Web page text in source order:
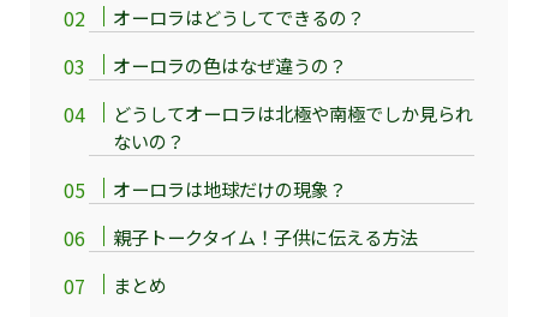
オーロラはどうしてできるの？
オーロラの色はなぜ違うの？
どうしてオーロラは北極や南極でしか見られ
ないの？
オーロラは地球だけの現象？
親子トークタイム！子供に伝える方法
まとめ